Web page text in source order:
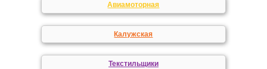
Авиамоторная
Калужская
Текстильщики